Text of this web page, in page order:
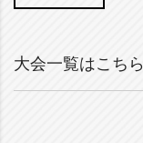
大会一覧はこちら